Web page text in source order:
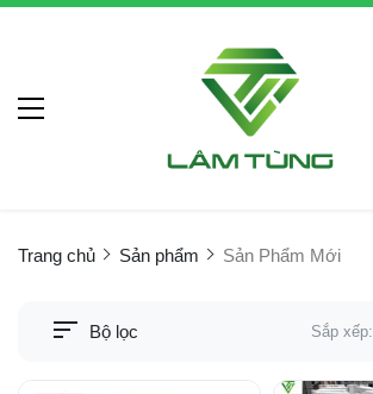
Trang chủ Sản phẩm Sản Phẩm Mới
Bộ lọc Sắp xếp: